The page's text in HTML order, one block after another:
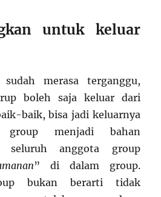
untuk keluar
merasa terganggu,
boleh saja keluar dari
baik, bisa jadi keluarnya
menjadi bahan
seluruh anggota group
” di dalam group.
bukan berarti tidak